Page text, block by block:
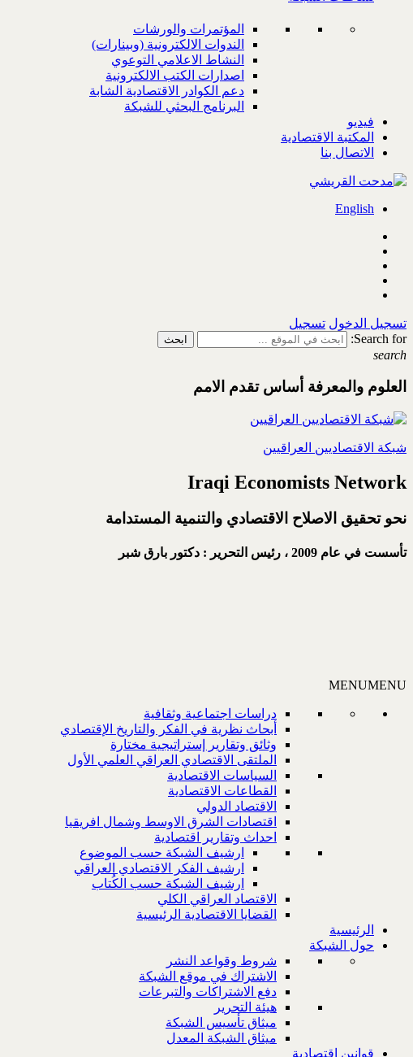
المؤتمرات والورشات
الندوات الالكترونية (وبينارات)
النشاط الاعلامي التوعوي
اصدارات الكتب الالكترونية
دعم الكوادر الاقتصادية الشابة
البرنامج البحثي للشبكة
فيديو
المكتبة الاقتصادية
الاتصال بنا
English
تسجيل الدخول تسجيل
Search for:
search
العلوم والمعرفة أساس تقدم الامم
شبكة الاقتصاديين العراقيين
Iraqi Economists Network
نحو تحقيق الاصلاح الاقتصادي والتنمية المستدامة
تأسست في عام 2009 ، رئيس التحرير : دكتور بارق شبر
MENUMENU
دراسات اجتماعية وثقافية
أبحاث نظرية في الفكر والتاريخ الإقتصادي
وثائق وتقارير إستراتيجية مختارة
الملتقى الاقتصادي العراقي العلمي الأول
السياسات الاقتصادية
القطاعات الاقتصادية
الاقتصاد الدولي
اقتصادات الشرق الاوسط وشمال افريقيا
احداث وتقارير اقتصادية
ارشيف الشبكة حسب الموضوع
ارشيف الفكر الاقتصادي العراقي
ارشيف الشبكة حسب الكُتاب
الاقتصاد العراقي الكلي
القضايا الاقتصادية الرئيسية
الرئيسية
حول الشبكة
شروط وقواعد النشر
الاشتراك في موقع الشبكة
دفع الاشتراكات والتبرعات
هيئة التحرير
ميثاق تأسيس الشبكة
ميثاق الشبكة المعدل
قوانين اقتصادية